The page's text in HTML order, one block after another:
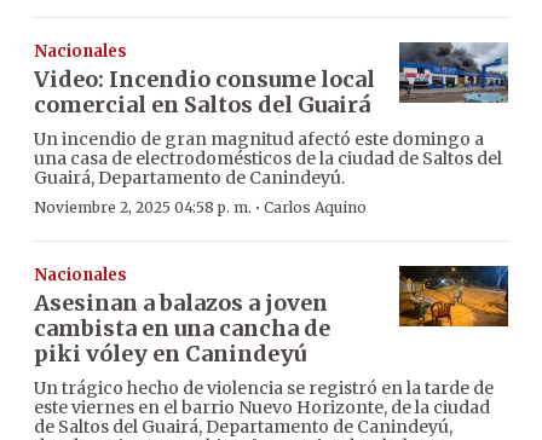
Nacionales
Video: Incendio consume local
comercial en Saltos del Guairá
Un incendio de gran magnitud afectó este domingo a
una casa de electrodomésticos de la ciudad de Saltos del
Guairá, Departamento de Canindeyú.
Noviembre 2, 2025 04:58 p. m. · Carlos Aquino
Nacionales
Asesinan a balazos a joven
cambista en una cancha de
piki vóley en Canindeyú
Un trágico hecho de violencia se registró en la tarde de
este viernes en el barrio Nuevo Horizonte, de la ciudad
de Saltos del Guairá, Departamento de Canindeyú,